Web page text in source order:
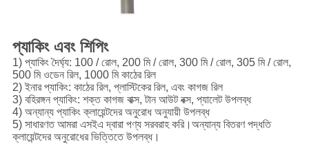
প্যাকিং এবং শিপিং
1) প্যাকিং দৈর্ঘ্য: 100 / রোল, 200 মি / রোল, 300 মি / রোল, 305 মি / রোল,
500 মি ওডেন রিল, 1000 মি কাঠের রিল
2) ইনার প্যাকিং: কাঠের রিল, প্লাস্টিকের রিল, এবং কাগজ রিল
3) বহিরঙ্গন প্যাকিং: শক্ত কাগজ বাক্স, টান আউট বক্স, প্যালেট উপলব্ধ
4) অন্যান্য প্যাকিং ক্লায়েন্টদের অনুরোধ অনুযায়ী উপলব্ধ
5) সাধারণত আমরা এসইএ দ্বারা পণ্য সরবরাহ করি।অন্যান্য বিতরণ পদ্ধতি
ক্লায়েন্টদের অনুরোধের ভিত্তিতে উপলব্ধ।